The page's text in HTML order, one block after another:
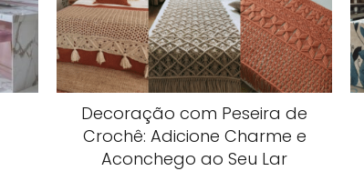
Decoração com Peseira de
Crochê: Adicione Charme e
Aconchego ao Seu Lar